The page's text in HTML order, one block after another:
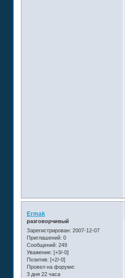
Ermak
разговорчивый
Зарегистрирован: 2007-12-07
Приглашений: 0
Сообщений: 249
Уважение: [+3/-0]
Позитив: [+2/-0]
Провел на форуме:
3 дня 22 часа